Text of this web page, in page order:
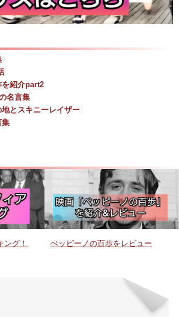
を紹介part2
名言集
とスキニーレイザー
集
ング！ ぺッピーノの百歩をレビュー